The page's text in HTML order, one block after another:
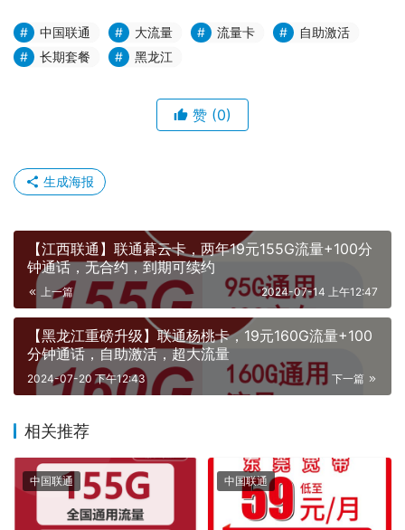
中国联通 大流量 流量卡
自助激活
长期套餐
黑龙江
赞 (0)
生成海报
【江西联通】联通暮云卡，两年19元155G流量+100分
钟通话，无合约，到期可续约
上一篇 2024-07-14 上午12:47
【黑龙江重磅升级】联通杨桃卡，19元160G流量+100
分钟通话，自助激活，超大流量
下一篇
2024-07-20 下午12:43
相关推荐
中国联通 中国联通